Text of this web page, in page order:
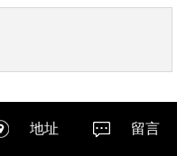
地址 留言